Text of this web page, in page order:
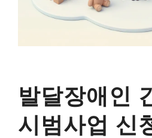
발달장애인
시범사업 신